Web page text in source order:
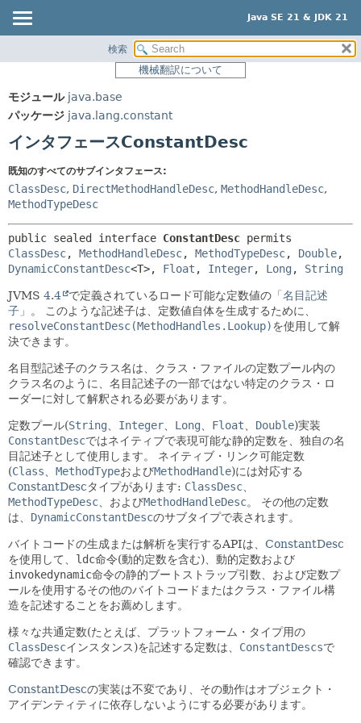
Java SE 21 & JDK 21
パッケージ
使用
ツリー
プレビュー
新規
非推奨
索引
ヘルプ
サマリー:
ネスト済
メソッド
詳細:
メソッド
検索
機械翻訳について
モジュール java.base
パッケージ java.lang.constant
インタフェースConstantDesc
既知のすべてのサブインタフェース:
ClassDesc, DirectMethodHandleDesc, MethodHandleDesc,
MethodTypeDesc
public sealed interface ConstantDesc
ClassDesc, MethodHandleDesc, MethodTypeDesc, Double
DynamicConstantDesc<T>, Float , Integer, Long , String
JVMS 4.4 で定義されているロード可能な定数値の 「名目記述
子」
。
このような記述子は、定数値自体を生成するために、
resolveConstantDesc(MethodHandles.Lookup)を使用して解
決できます。
名目型記述子のクラス名は、クラス・ファイルの定数プール内の
クラス名のように、名目記述子の一部ではない特定のクラス・ロ
ーダーに対して解釈される必要があります。
定数プール(String Integer Long Float Double)実装
ConstantDescではネイティブで表現可能な静的定数を、独自の名
目記述子として使用します。
ネイティブ・リンク可能定数
(Class MethodTypeおよびMethodHandle)には対応する
ConstantDescタイプがあります: ClassDesc
MethodTypeDesc 、およびMethodHandleDesc。
その他の定数
は、 DynamicConstantDescのサブタイプで表されます。
バイトコードの生成または解析を実行するAPIは、 ConstantDesc
を使用して、 ldc命令(動的定数を含む)、動的定数および
invokedynamic命令の静的ブートストラップ引数、および定数プ
ールを使用するその他のバイトコードまたはクラス・ファイル構
造を記述することをお薦めします。
様々な共通定数(たとえば、プラットフォーム・タイプ用の
ClassDescインスタンス)を記述する定数は、 ConstantDescsで
確認できます。
ConstantDescの実装は不変であり、その動作はオブジェクト・
アイデンティティに依存しないようにする必要があります。